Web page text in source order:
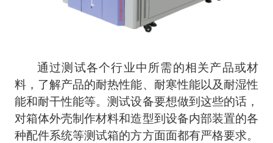
通过测试各个行业中所需的相关产品或材
料，了解产品的耐热性能、耐寒性能以及耐湿性
能和耐干性能等。测试设备要想做到这些的话，
对箱体外壳制作材料和造型到设备内部装置的各
种配件系统等测试箱的方方面面都有严格要求。